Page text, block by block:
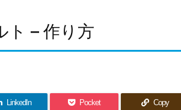
ト – 作り方
LinkedIn Pocket Copy